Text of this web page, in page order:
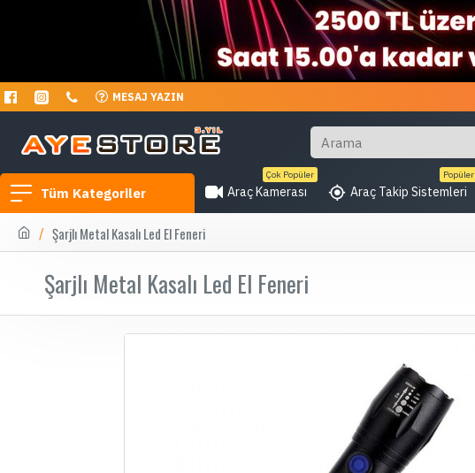
MESAJ YAZIN
Tüm Kategoriler Araç Kamerası
Çok Popüler
Araç Takip Sistemleri
Popüler
Şarjlı Metal Kasalı Led El Feneri
Şarjlı Metal Kasalı Led El Feneri